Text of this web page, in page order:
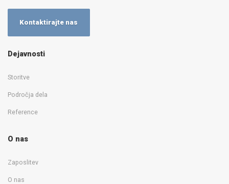
Kontaktirajte nas
Dejavnosti
Storitve
Področja dela
Reference
O nas
Zaposlitev
O nas